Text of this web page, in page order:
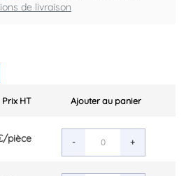
de livraison
Prix HT Ajouter au panier
/pièce - +